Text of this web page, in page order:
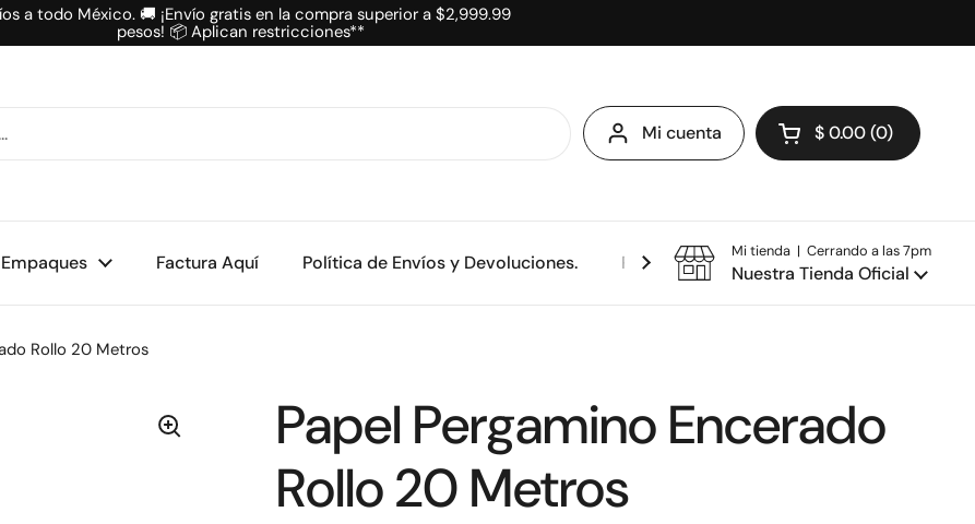
a todo México. 🚚 ¡Envío gratis en la compra superior a $2,999.99
pesos! 📦 Aplican restricciones**
Mi cuenta Abrir carrito
$ 0.00 0
Empaques Factura Aquí Política de Envíos y Devoluciones. Política de privacidad.
Mi tienda | Cerrando a las 7pm
Nuestra Tienda Oficial
Rollo 20 Metros
Papel Pergamino Encerado
Rollo 20 Metros